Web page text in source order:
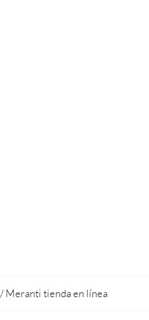
/Meranti tienda en línea